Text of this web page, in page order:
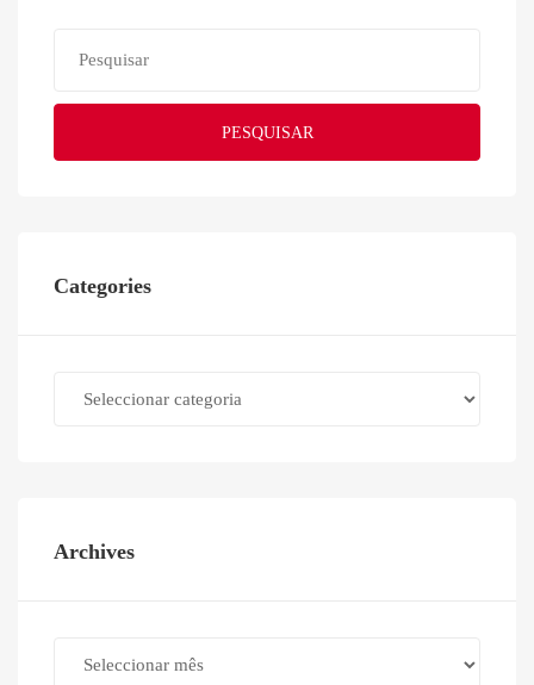
PESQUISAR
Categories
Archives